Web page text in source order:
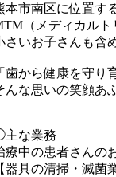
本市南区に位置す
（メディカルト
さいお子さんも含
「歯から健康を守り
んな思いの笑顔あ
な業務
療中の患者さんの
【器具の清掃・滅